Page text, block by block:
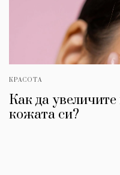
КРАСОТА
Как да
кожата си?